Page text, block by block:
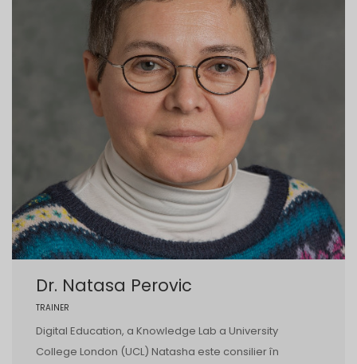
Dr. Natasa Perovic
TRAINER
Digital Education, a Knowledge Lab a University
College London (UCL) Natasha este consilier în